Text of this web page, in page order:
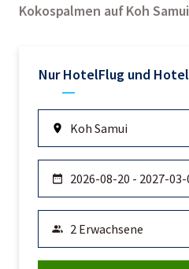
Kokospalmen auf Koh Samui
Nur HotelFlug und Hotel